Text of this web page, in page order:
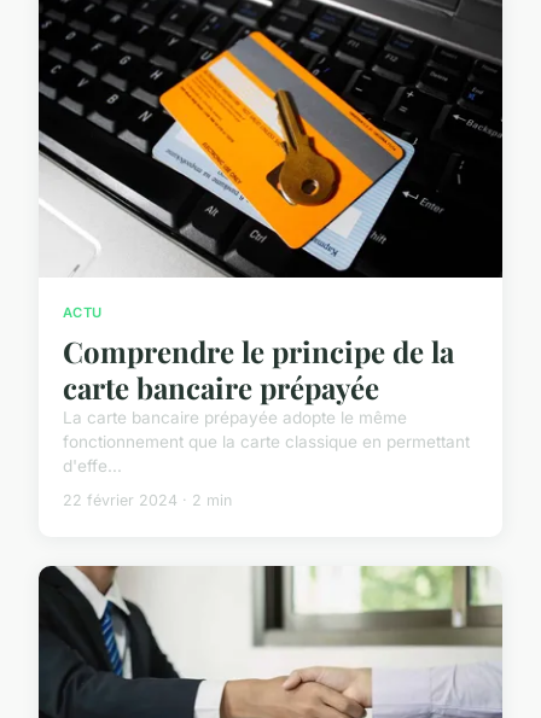
ACTU
Comprendre le principe de la
carte bancaire prépayée
La carte bancaire prépayée adopte le même
fonctionnement que la carte classique en permettant
d'effe...
22 février 2024 · 2 min